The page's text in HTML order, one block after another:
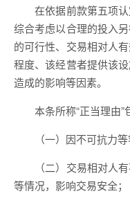
在依据前款第五项认
综合考虑以合理的投入
的可行性、交易相对人
程度、该经营者提供该
造成的影响等因素。
本条所称“正当理由”
（一）因不可抗力等
（二）交易相对人有
等情况，影响交易安全；